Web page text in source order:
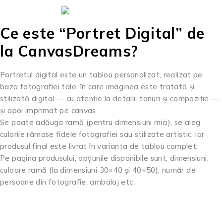
Ce este “Portret Digital” de
la CanvasDreams?
Portretul digital este un tablou personalizat, realizat pe
baza fotografiei tale, în care imaginea este tratată și
stilizată digital — cu atenție la detalii, tonuri și compoziție —
și apoi imprimat pe canvas.
Se poate adăuga ramă (pentru dimensiuni mici), se aleg
culorile rămase fidele fotografiei sau stilizate artistic, iar
produsul final este livrat în varianta de tablou complet.
Pe pagina produsului, opțiunile disponibile sunt: dimensiuni,
culoare ramă (la dimensiuni 30×40 și 40×50), număr de
persoane din fotografie, ambalaj etc.